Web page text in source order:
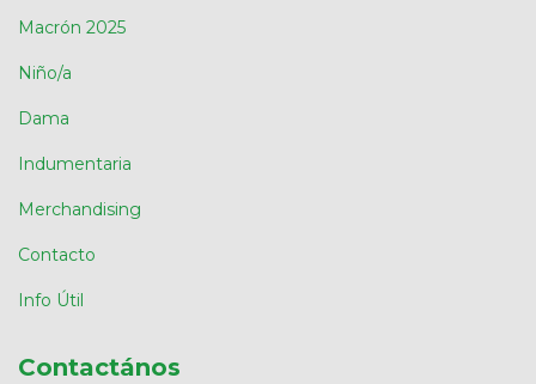
Macrón 2025
Niño/a
Dama
Indumentaria
Merchandising
Contacto
Info Útil
Contactános